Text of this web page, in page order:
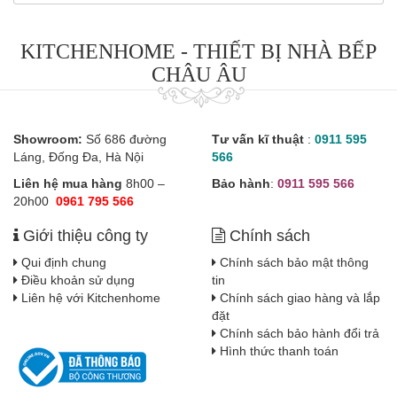
KITCHENHOME - THIẾT BỊ NHÀ BẾP
CHÂU ÂU
Showroom: Số 686 đường
Láng, Đống Đa, Hà Nội
Liên hệ mua hàng 8h00 –
20h00 0961 795 566
Tư vấn kĩ thuật : 0911 595
566
Bảo hành: 0911 595 566
Giới thiệu công ty
Qui định chung
Điều khoản sử dụng
Liên hệ với Kitchenhome
Chính sách
Chính sách bảo mật thông
tin
Chính sách giao hàng và lắp
đặt
Chính sách bảo hành đổi trả
Hình thức thanh toán